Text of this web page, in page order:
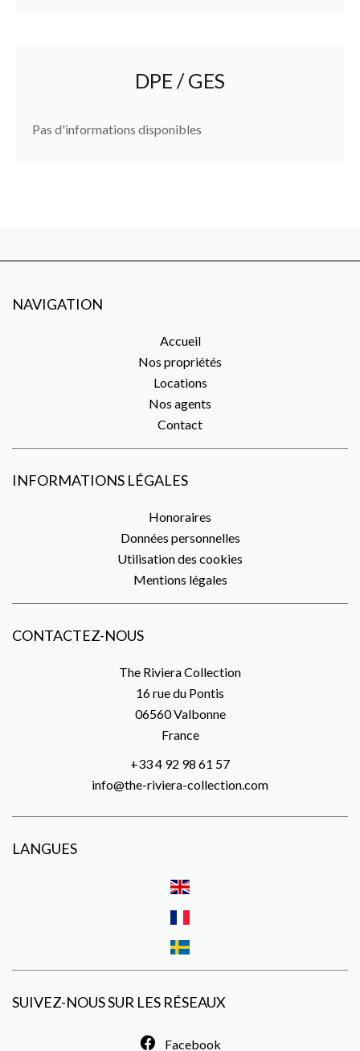
DPE / GES
Pas d'informations disponibles
NAVIGATION
Accueil
Nos propriétés
Locations
Nos agents
Contact
INFORMATIONS LÉGALES
Honoraires
Données personnelles
Utilisation des cookies
Mentions légales
CONTACTEZ-NOUS
The Riviera Collection
16 rue du Pontis
06560Valbonne
France
+33 4 92 98 61 57
info@the-riviera-collection.com
LANGUES
SUIVEZ-NOUS SUR LES RÉSEAUX
Facebook